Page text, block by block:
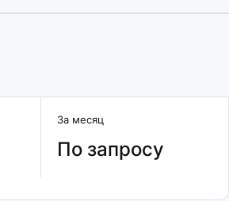
За месяц
По запросу